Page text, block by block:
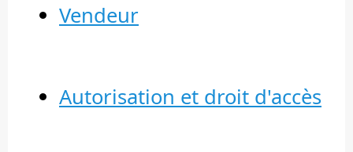
Vendeur
Autorisation et droit d'accès